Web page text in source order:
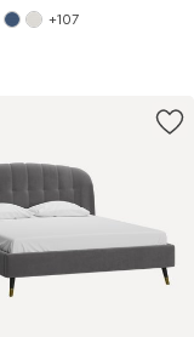
+107